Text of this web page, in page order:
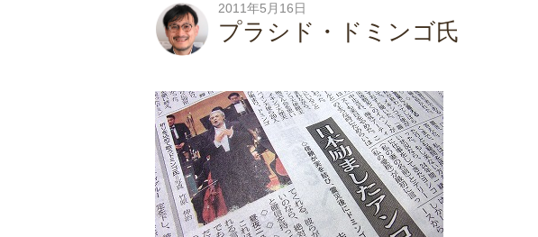
2011年5月16日
プラシド・ドミンゴ氏